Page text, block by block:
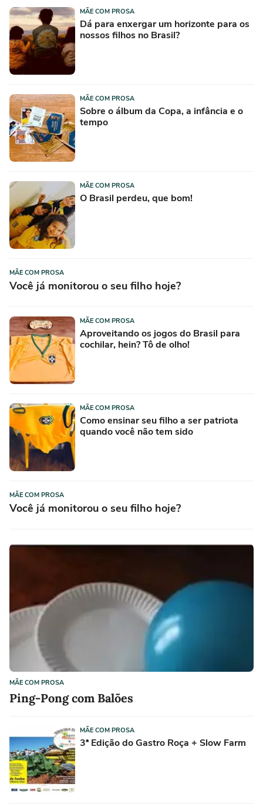
MÃE COM PROSA
Dá para enxergar um horizonte para os
nossos filhos no Brasil?
MÃE COM PROSA
Sobre o álbum da Copa, a infância e o
tempo
MÃE COM PROSA
O Brasil perdeu, que bom!
MÃE COM PROSA
Você já monitorou o seu filho hoje?
MÃE COM PROSA
Aproveitando os jogos do Brasil para
cochilar, hein? Tô de olho!
MÃE COM PROSA
Como ensinar seu filho a ser patriota
quando você não tem sido
MÃE COM PROSA
Você já monitorou o seu filho hoje?
MÃE COM PROSA
Ping-Pong com Balões
MÃE COM PROSA
3ª Edição do Gastro Roça + Slow Farm